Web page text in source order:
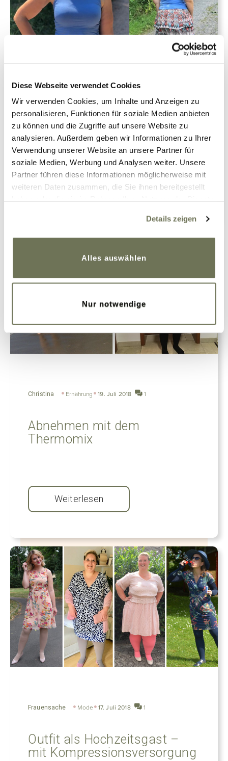
Diese Webseite verwendet Cookies
Wir verwenden Cookies, um Inhalte und Anzeigen zu
personalisieren, Funktionen für soziale Medien anbieten
zu können und die Zugriffe auf unsere Website zu
analysieren. Außerdem geben wir Informationen zu Ihrer
Verwendung unserer Website an unsere Partner für
soziale Medien, Werbung und Analysen weiter. Unsere
Partner führen diese Informationen möglicherweise mit
weiteren Daten zusammen, die Sie ihnen bereitgestellt
Cookies, wenn Sie unsere Webseite weiterhin nutzen.
Weitere Informationen finden Sie in unserer
Details zeigen
Alles auswählen
Nur notwendige
Mein Leben mit
Lip-/Lymphödem und der
Essstörung “Binge-Eating-
Disorder”
Weiterlesen
Christina Ernährung 19. Juli 2018 1
Abnehmen mit dem
Thermomix
Weiterlesen
Frauensache Mode 17. Juli 2018 1
Outfit als Hochzeitsgast –
mit Kompressionsversorgung